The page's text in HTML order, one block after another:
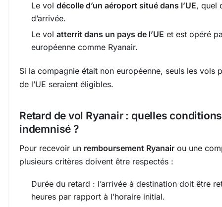
Le vol décolle d’un aéroport situé dans l’UE, quel
d’arrivée.
Le vol atterrit dans un pays de l’UE et est opéré
européenne comme Ryanair.
Si la compagnie était non européenne, seuls les vols
de l’UE seraient éligibles.
Retard de vol Ryanair : quelles
indemnisé ?
Pour recevoir un remboursement Ryanair ou une
plusieurs critères doivent être respectés :
Durée du retard : l’arrivée à destination doit être
heures par rapport à l’horaire initial.